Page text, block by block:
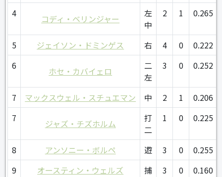
4
コディ・ベリンジャー
左
中
2 1 0.265
5 ジェイソン・ドミンゲス 右 4 0
0.222
6
ホセ・カバイェロ
二
左
3 0 0.252
7 マックスウェル・スチュエマン 中 2 1
0.206
7
ジャズ・チズホルム
打
二
1 0 0.225
8 アンソニー・ボルペ 遊 3 0
0.255
9
オースティン・ウェルズ 捕 3 0 0.160